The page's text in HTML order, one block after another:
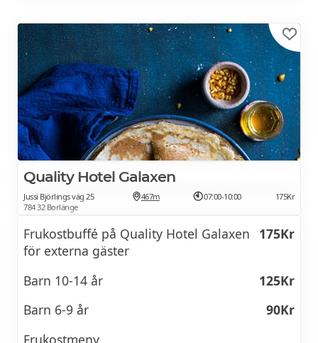
BOKA HOTELL
Quality Hotel Galaxen
Jussi Björlings väg 25
784 32 Borlänge
467m 07:00-10:00 175Kr
Frukostbuffé på Quality Hotel Galaxen
för externa gäster
175Kr
Barn 10-14 år
125Kr
Barn 6-9 år
90Kr
Frukostmeny